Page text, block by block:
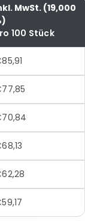
MwSt. (19,000
100 Stück